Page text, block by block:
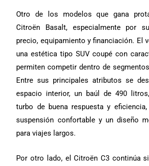
Otro de los modelos que gana
Citroën Basalt, especialmente por
precio, equipamiento y financiación. El
una estética tipo SUV coupé con
permiten competir dentro de
Entre sus principales atributos se
espacio interior, un baúl de 490
turbo de buena respuesta y
suspensión confortable y un diseño
para viajes largos.
Por otro lado, el Citroën C3 continúa